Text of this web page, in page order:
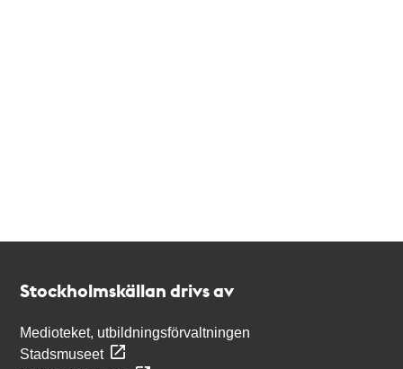
Stockholmskällan drivs av
Medioteket, utbildningsförvaltningen
Stadsmuseet